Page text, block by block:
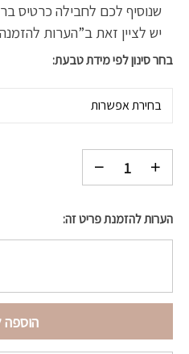
שנוסיף לכם לחבילה כרטיס
יש לציין זאת ב”הערות
בחר סינון לפי מידת טבעת
בחירת אפשרות
הערות להזמנת פריט זה: